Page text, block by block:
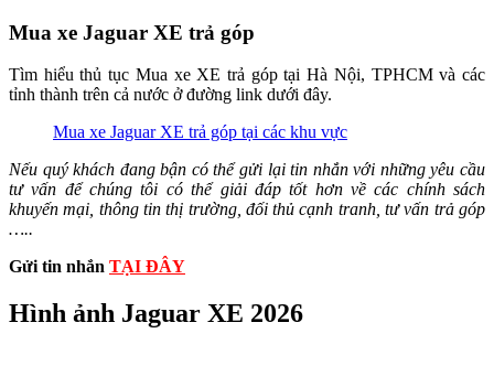
Mua xe Jaguar XE trả góp
Tìm hiểu thủ tục Mua xe XE trả góp tại Hà Nội, TPHCM và các
tỉnh thành trên cả nước ở đường link dưới đây.
Mua xe Jaguar XE trả góp tại các khu vực
Nếu quý khách đang bận có thể gửi lại tin nhắn với những yêu cầu
tư vấn để chúng tôi có thể giải đáp tốt hơn về các chính sách
khuyến mại, thông tin thị trường, đối thủ cạnh tranh, tư vấn trả góp
…..
Gửi tin nhắn TẠI ĐÂY
Hình ảnh Jaguar XE 2026